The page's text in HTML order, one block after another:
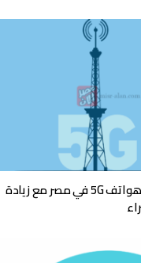
هل ستنخفض أسعار هواتف 5G في مصر مع زيادة